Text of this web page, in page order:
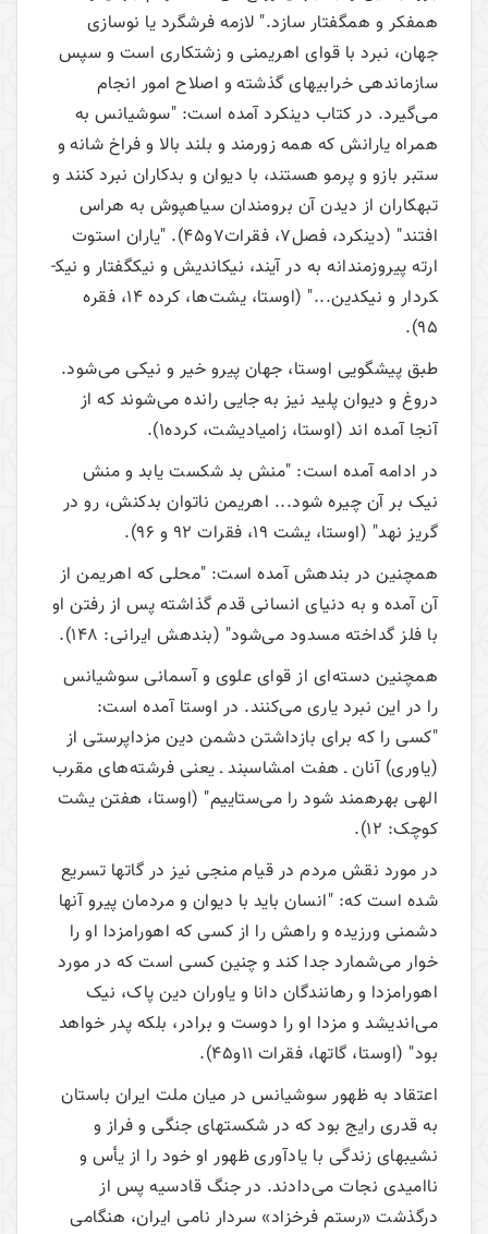
همفکر و همگفتار سازد." لازمه فرشگرد یا نوسازی
جهان، نبرد با قوای اهریمنی و زشت­کاری است و سپس
سازمان­دهی خرابی­های گذشته و اصلاح امور انجام
می‌گیرد. در کتاب دینکرد آمده است: "سوشیانس به
همراه یارانش که همه زورمند و بلند بالا و فراخ شانه و
ستبر بازو و پرمو هستند، با دیوان و بدکاران نبرد کنند و
تبهکاران از دیدن آن برومندان سیاهپوش به هراس
افتند" (دینکرد، فصل7، فقرات7و45). "یاران استوت
ارته پیروزمندانه به در آیند، نیک­اندیش و نیک­گفتار و نیک­
کردار و نیک­دین..." (اوستا، یشت‌ها، کرده 14، فقره
95).
طبق پیشگویی اوستا، جهان پیرو خیر و نیکی می‌شود.
دروغ و دیوان پلید نیز به جایی رانده می‌شوند که از
آنجا آمده اند (اوستا، زامیادیشت، کرده1).
در ادامه آمده است: "منش بد شکست یابد و منش
نیک بر آن چیره شود... اهریمن ناتوان بدکنش، رو در
گریز نهد" (اوستا، یشت 19، فقرات 92 و 96).
همچنین در بندهش آمده است: "محلی که اهریمن از
آن آمده و به دنیای انسانی قدم گذاشته پس از رفتن او
با فلز گداخته مسدود می‌شود" (بندهش ایرانی: 148).
همچنین دسته‌ای از قوای علوی و آسمانی سوشیانس
را در این نبرد یاری می‌کنند. در اوستا آمده است:
"کسی را که برای بازداشتن دشمن دین مزداپرستی از
(یاوری) آنان ـ هفت امشاسبند ـ یعنی فرشته‌های مقرب
الهی بهره­مند شود را می‌ستاییم" (اوستا، هفتن یشت
کوچک: 12).
در مورد نقش مردم در قیام منجی نیز در گاتها تسریع
شده است که: "انسان باید با دیوان و مردمان پیرو آنها
دشمنی ورزیده و راهش را از کسی که اهورامزدا او را
خوار می‌شمارد جدا کند و چنین کسی است که در مورد
اهورامزدا و رهانندگان دانا و یاوران دین پاک، نیک
می‌اندیشد و مزدا او را دوست و برادر، بلکه پدر خواهد
بود" (اوستا، گاتها، فقرات 11و45).
اعتقاد به‌ ظهور سوشیانس‌ در میان‌ ملت‌ ایران‌ باستان‌
به‌ قدری‌ رایج‌ بود که‌ در شکستهای‌ جنگی‌ و فراز و
نشیبهای‌ زندگی‌ با یادآوری‌ ظهور او خود را از یأس‌ و
ناامیدی‌ نجات‌ می‌دادند. در جنگ‌ قادسیه‌ پس‌ از
درگذشت «رستم‌ فرخزاد» سردار نامی‌ ایران‌، هنگامی‌